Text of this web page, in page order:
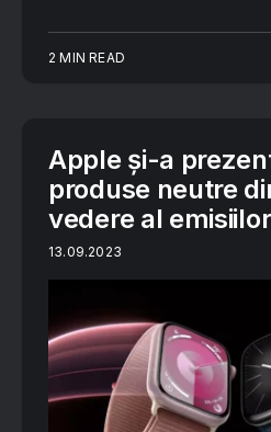
2 MIN READ
Apple și-a
produse neutre
vedere al
13.09.2023